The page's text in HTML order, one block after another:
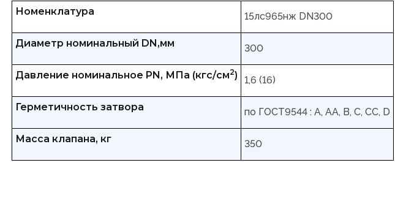
Номенклатура 15лс965нж DN300
Диаметр номинальный DN,мм 300
Давление номинальное PN, МПа (кгс/см2) 1,6 (16)
Герметичность затвора по ГОСТ9544 : А, АА, В, С, СС, D
Масса клапана, кг 350